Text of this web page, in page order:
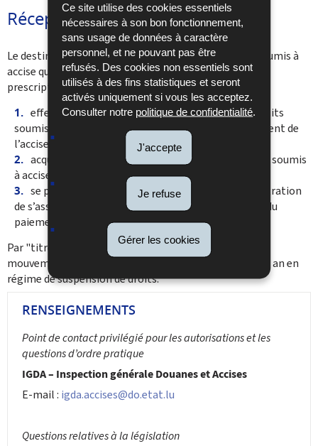
Ce site utilise des cookies essentiels
nécessaires à son bon fonctionnement,
sans usage de données à caractère
personnel, et ne pouvant pas être
refusés. Des cookies non essentiels sont
utilisés à des fins statistiques et seront
activés uniquement si vous les acceptez.
Consulter notre politique de confidentialité
J'accepte
Je refuse
Gérer les cookies
Réceptions occasionnelles
Le destinataire enregistré ne recevant des produits soumis à
accise qu’à titre occasionnel doit se conformer aux
prescriptions suivantes:
effectuer, préalablement à la réception des produits
soumis à accise, une déclaration et garantir le paiement de
l’accise en jeu ;
acquitter l’accise lors de la réception des produits soumis
à accise ;
se prêter à tout contrôle permettant à l’administration
de s’assurer de la réception effective des produits et du
paiement de l’accise dont ils sont passibles.
Par "titre occasionnel" on entend: un maximum de six
mouvements de produits soumis à accise effectués par an en
régime de suspension de droits.
RENSEIGNEMENTS
Point de contact privilégié pour les autorisationset les
questions d’ordre pratique
IGDA – Inspection générale Douanes et Accises
E-mail : igda.accises@do.etat.lu
Questions relatives à la législation